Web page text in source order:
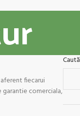
fiecarui
garantie comerciala,
Caută